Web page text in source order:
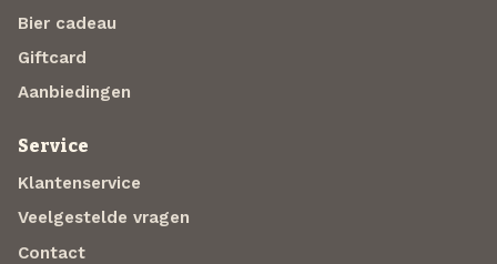
Bier cadeau
Giftcard
Aanbiedingen
Service
Klantenservice
Veelgestelde vragen
Contact